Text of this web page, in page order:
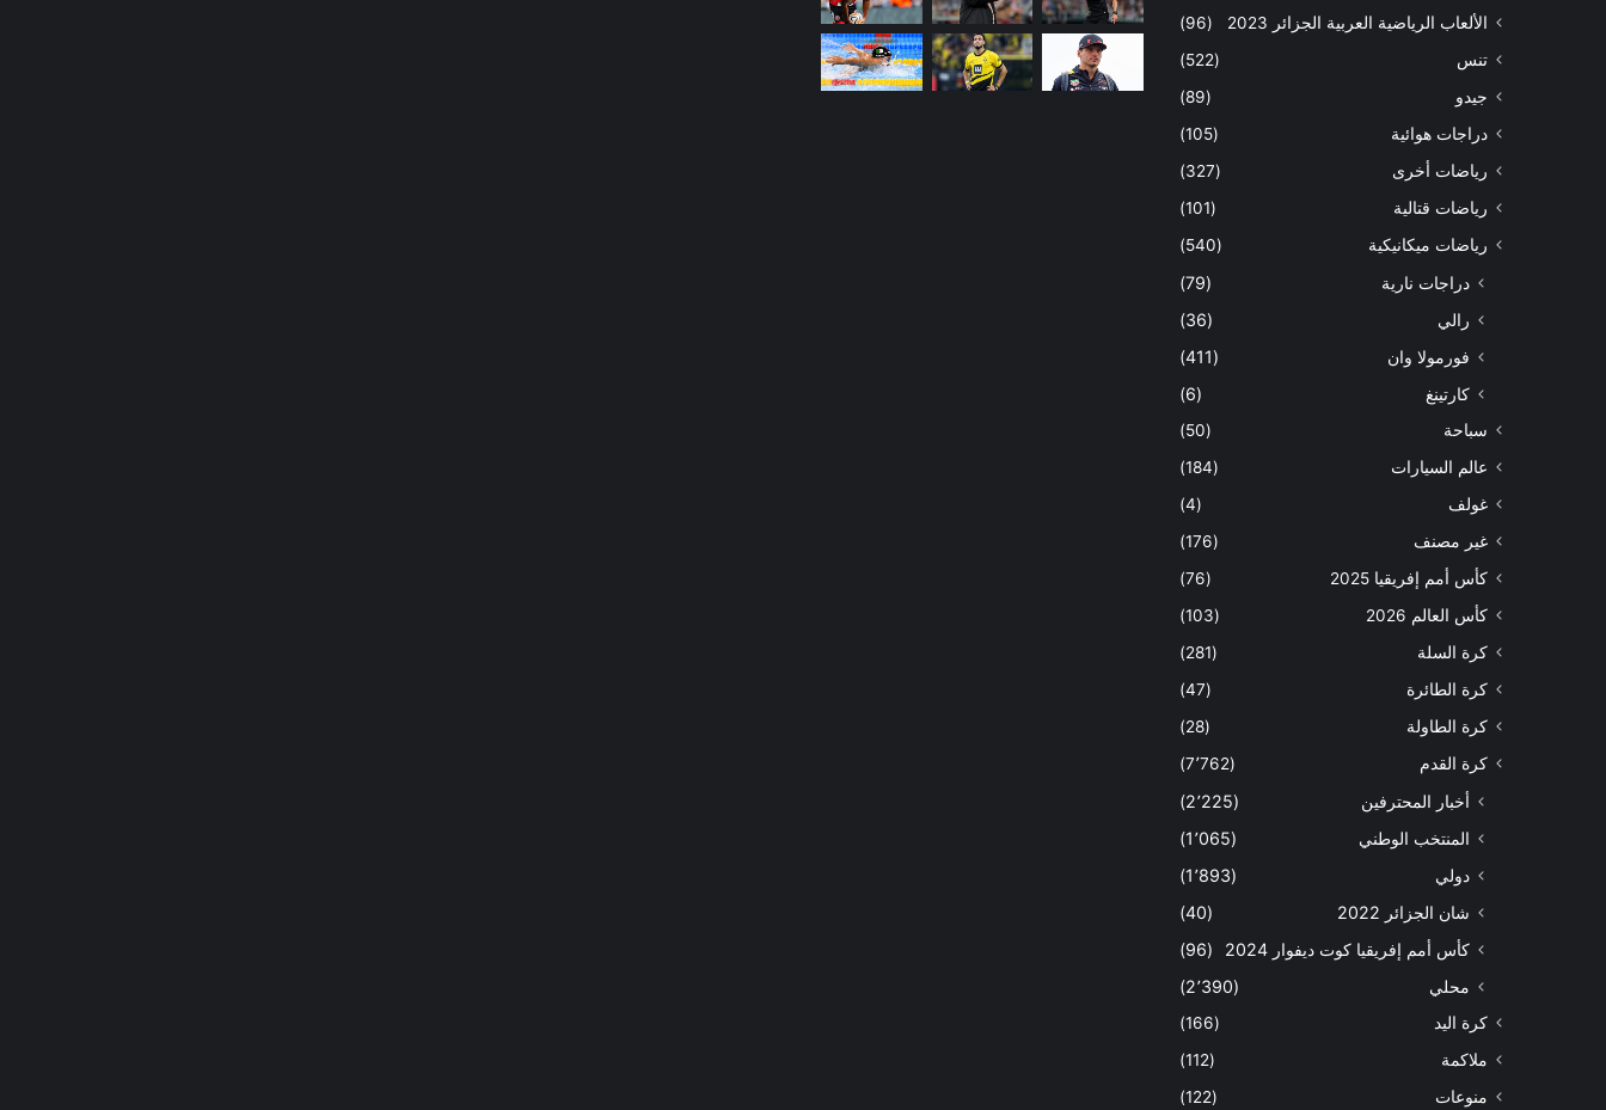
الألعاب الرياضية العربية الجزائر 2023
(96)
تنس
(522)
جيدو
(89)
دراجات هوائية
(105)
رياضات أخرى
(327)
رياضات قتالية
(101)
رياضات ميكانيكية
(540)
دراجات نارية
(79)
رالي
(36)
فورمولا وان
(411)
كارتينغ
(6)
سباحة
(50)
عالم السيارات
(184)
غولف
(4)
غير مصنف
(176)
كأس أمم إفريقيا 2025
(76)
كأس العالم 2026
(103)
كرة السلة
(281)
كرة الطائرة
(47)
كرة الطاولة
(28)
كرة القدم
(7٬762)
أخبار المحترفين
(2٬225)
المنتخب الوطني
(1٬065)
دولي
(1٬893)
شان الجزائر 2022
(40)
كأس أمم إفريقيا كوت ديفوار 2024
(96)
محلي
(2٬390)
كرة اليد
(166)
ملاكمة
(112)
منوعات
(122)